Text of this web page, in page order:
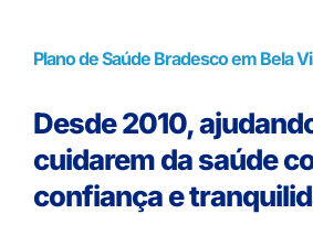
Plano de Saúde Bradesco em Bela
Desde 2010,
cuidarem da saúde
confiança e